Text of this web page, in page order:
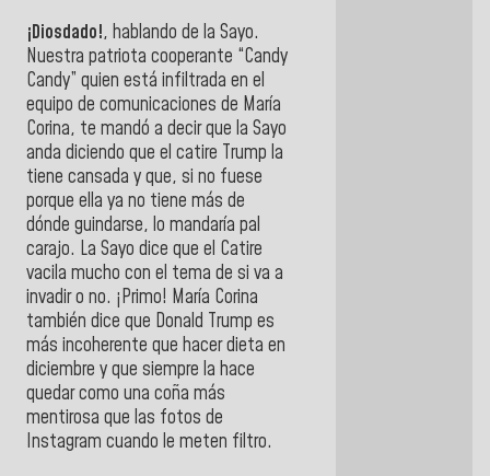
¡Diosdado!, hablando de la Sayo.
Nuestra patriota cooperante “Candy
Candy” quien está infiltrada en el
equipo de comunicaciones de María
Corina, te mandó a decir que la Sayo
anda diciendo que el catire Trump la
tiene cansada y que, si no fuese
porque ella ya no tiene más de
dónde guindarse, lo mandaría pal
carajo. La Sayo dice que el Catire
vacila mucho con el tema de si va a
invadir o no. ¡Primo! María Corina
también dice que Donald Trump es
más incoherente que hacer dieta en
diciembre y que siempre la hace
quedar como una coña más
mentirosa que las fotos de
Instagram cuando le meten filtro.